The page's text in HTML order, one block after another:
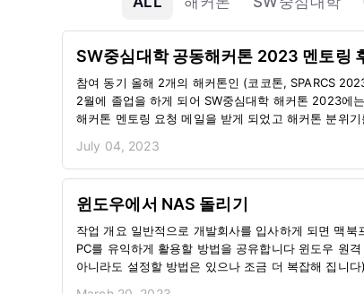
SW중심대학 공동해커톤 2023 멘토링
참여 동기 올해 2개의 해커톤인 (코코톤, SPARCS
2월에 졸업을 하게 되어 SW중심대학 해커톤 2023에
해커톤 멘토링 요청 메일을 받게 되었고 해커톤 분위
여러가지를 배워갔던 좋은 추억을 가지고 있어서 저에겐 더욱 애증
어필하고 그동안의 이력을 상세히 기입해서 전달드린
않았을까 생각이 들더라구요😄 해커톤 1일차 사실 해
July 04, 2023
윈도우에서 NAS 돌리기
작업 개요 일반적으로 개발회사를 입사하게 되면 맥
PC를 유익하게 활용할 방법을 공유합니다 윈도우 원
아니라도 설정할 방법은 있으나 조금 더 복잡해 집니